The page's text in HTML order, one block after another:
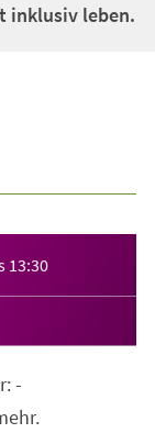
inklusiv leben.
13:30
-